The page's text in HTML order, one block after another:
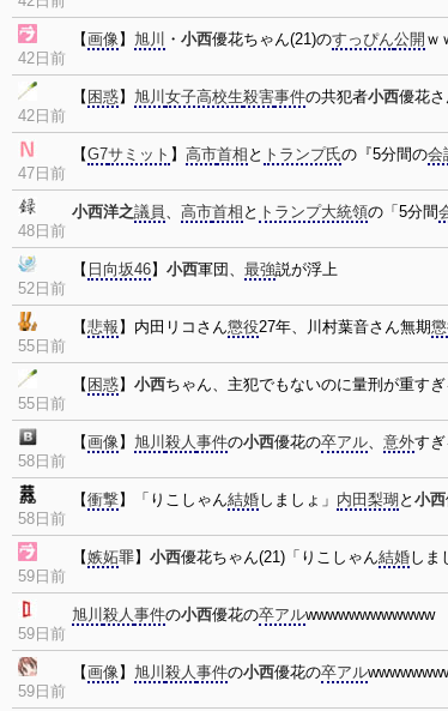
42日前
【画像】 旭川 ・ 小西優花ちゃん(21)のすっぴん公開 ｗ
42日前
【 困惑】 旭川 女子高校生殺害事件の共犯者小西優花
47日前
【G7サミット 】 高市首相 と トランプ氏の『5分間の会
48日前
小西洋之議員 、 高市首相 と トランプ大統領の「5分間
52日前
【 日向坂46】 小西軍団、 最強説が浮上
55日前
【悲報 】内田リコさん懲役27年、川村葉音さん無期
55日前
【 困惑】 小西ちゃん、主犯でもないのに量刑が重す
58日前
【画像】 旭川 殺人事件の小西優花の卒アル、 意外すぎ
58日前
【衝撃】「りこしゃん結婚しましょ」 内田梨瑚 と 小西
59日前
【嫉妬罪】 小西優花ちゃん(21)「りこしゃん結婚しま
59日前
旭川 殺人事件の小西優花の卒アルwwwwwwwwwwww
59日前
【画像】 旭川 殺人事件の小西優花の卒アル